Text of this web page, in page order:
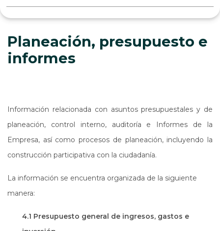
Planeación, presupuesto e
informes
Información relacionada con asuntos presupuestales y de
planeación, control interno, auditoría e Informes de la
Empresa, así como procesos de planeación, incluyendo la
construcción participativa con la ciudadanía.
La información se encuentra organizada de la siguiente
manera:
4.1 Presupuesto general de ingresos, gastos e